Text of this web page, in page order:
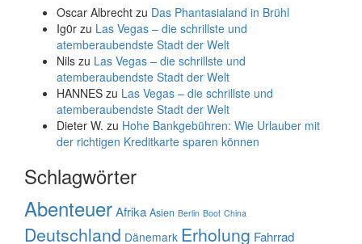
Oscar Albrecht zu Das Phantasialand in Brühl
Ig0r zu Las Vegas – die schrillste und
atemberaubendste Stadt der Welt
Nils zu Las Vegas – die schrillste und
atemberaubendste Stadt der Welt
HANNES zu Las Vegas – die schrillste und
atemberaubendste Stadt der Welt
Dieter W. zu Hohe Bankgebühren: Wie Urlauber mit
der richtigen Kreditkarte sparen können
Schlagwörter
AbenteuerAfrika Asien Berlin Boot China
Deutschland Dänemark Erholung Fahrrad